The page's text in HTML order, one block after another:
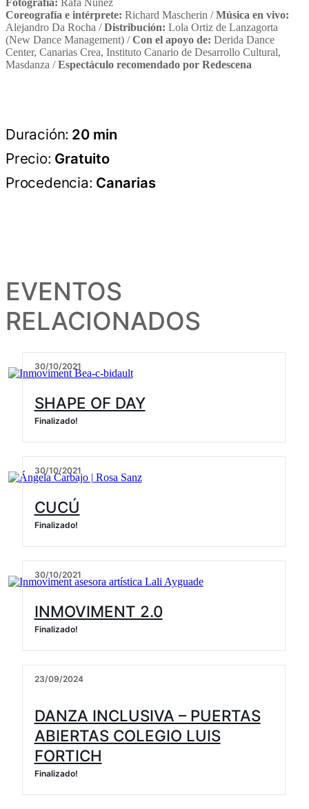
Coreografía e intérprete: Richard Mascherin /Música en vivo:
Alejandro Da Rocha /Distribución: Lola Ortiz de Lanzagorta
(New Dance Management) /Con el apoyo de: Derida Dance
Center, Canarias Crea, Instituto Canario de Desarrollo Cultural,
Masdanza /Espectáculo recomendado por Redescena
Duración: 20 min
Precio: Gratuito
Procedencia: Canarias
EVENTOS
RELACIONADOS
30/10/2021
SHAPE OF DAY
Finalizado!
30/10/2021
CUCÚ
Finalizado!
30/10/2021
INMOVIMENT 2.0
Finalizado!
23/09/2024
DANZA INCLUSIVA – PUERTAS
ABIERTAS COLEGIO LUIS
FORTICH
Finalizado!